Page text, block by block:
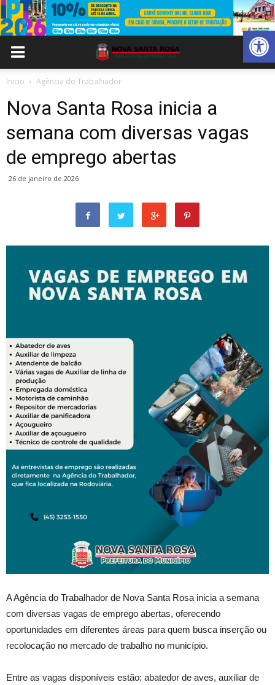
Abrir
Inicio Agência do Trabalhador
Nova Santa Rosa inicia a
semana com diversas vagas
de emprego abertas
26 de janeiro de 2026
A Agência do Trabalhador de Nova Santa Rosa inicia a semana
com diversas vagas de emprego abertas, oferecendo
oportunidades em diferentes áreas para quem busca inserção ou
recolocação no mercado de trabalho no município.
Entre as vagas disponíveis estão: abatedor de aves, auxiliar de